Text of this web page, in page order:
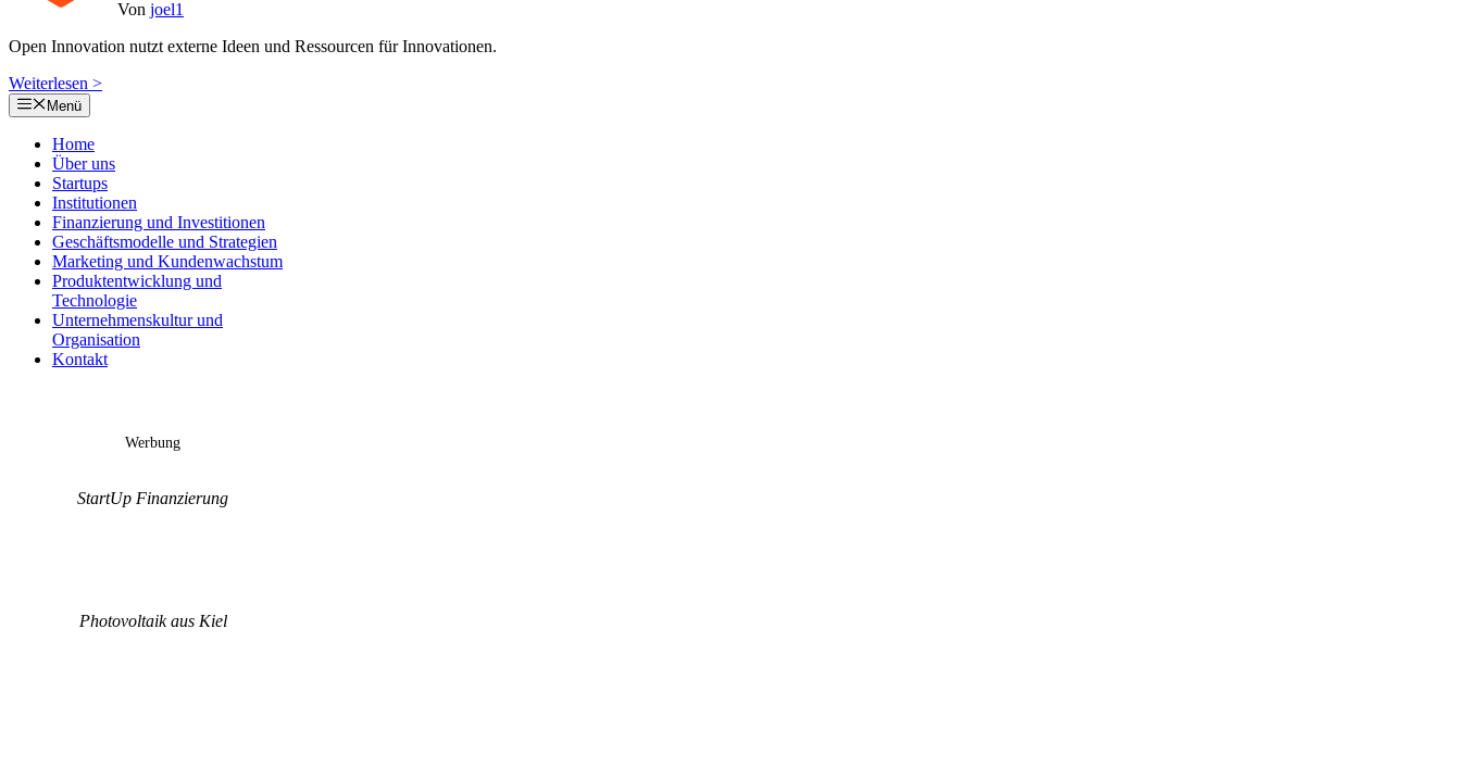
Von joel1
Open Innovation nutzt externe Ideen und Ressourcen für Innovationen.
Weiterlesen >
Menü
Home
Über uns
Startups
Institutionen
Finanzierung und Investitionen
Geschäftsmodelle und Strategien
Marketing und Kundenwachstum
Produktentwicklung und
Technologie
Unternehmenskultur und
Organisation
Kontakt
Werbung
StartUp Finanzierung
Photovoltaik aus Kiel